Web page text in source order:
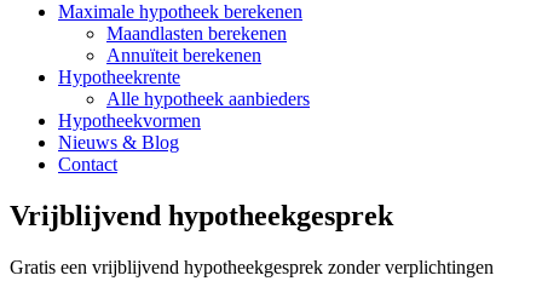
Maximale hypotheek berekenen
Maandlasten berekenen
Annuïteit berekenen
Hypotheekrente
Alle hypotheek aanbieders
Hypotheekvormen
Nieuws & Blog
Contact
Vrijblijvend hypotheekgesprek
Gratis een vrijblijvend hypotheekgesprek zonder verplichtingen